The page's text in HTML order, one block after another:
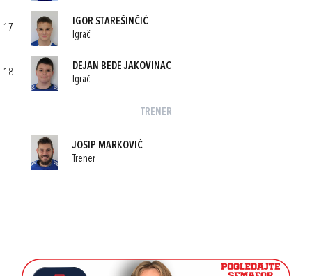
17
IGOR STAREŠINČIĆ
Igrač
18
DEJAN BEDE JAKOVINAC
Igrač
TRENER
JOSIP MARKOVIĆ
Trener